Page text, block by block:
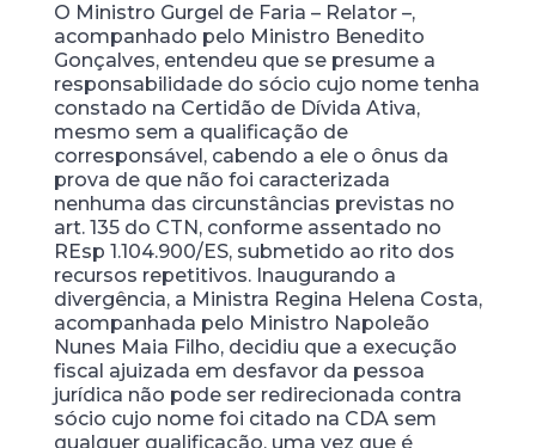
O Ministro Gurgel de Faria – Relator –,
acompanhado pelo Ministro Benedito
Gonçalves, entendeu que se presume a
responsabilidade do sócio cujo nome tenha
constado na Certidão de Dívida Ativa,
mesmo sem a qualificação de
corresponsável, cabendo a ele o ônus da
prova de que não foi caracterizada
nenhuma das circunstâncias previstas no
art. 135 do CTN, conforme assentado no
REsp 1.104.900/ES, submetido ao rito dos
recursos repetitivos. Inaugurando a
divergência, a Ministra Regina Helena Costa,
acompanhada pelo Ministro Napoleão
Nunes Maia Filho, decidiu que a execução
fiscal ajuizada em desfavor da pessoa
jurídica não pode ser redirecionada contra
sócio cujo nome foi citado na CDA sem
qualquer qualificação, uma vez que é